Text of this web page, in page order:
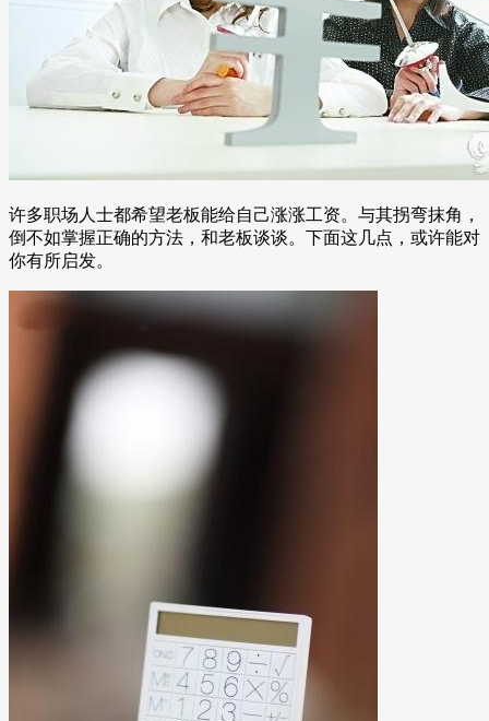
许多职场人士都希望老板能给自己涨涨工资。与其拐弯抹角，
倒不如掌握正确的方法，和老板谈谈。下面这几点，或许能对
你有所启发。